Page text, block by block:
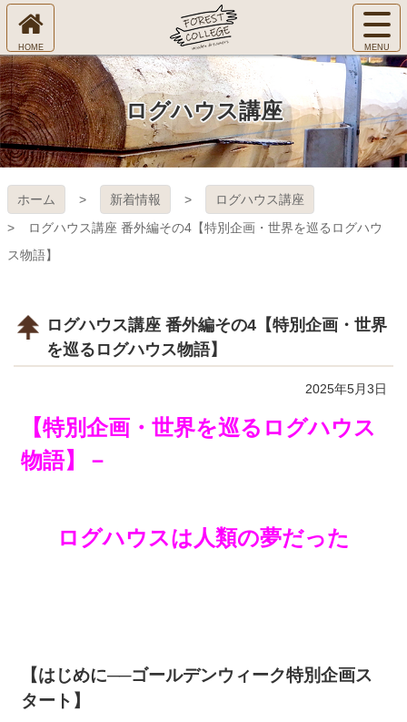
コ
テ
ン
ツ
本
文
へ
ス
プ
ログハウス講座
ホーム 新着情報
ログハウス講座
ログハウス講座 番外編その4【特別企画・世界を巡るログハウ
ス物語】
ログハウス講座 番外編その4【特別企画・世界
を巡るログハウス物語】
2025年5月3日
【特別企画・世界を巡るログハウス
物語】－
ログハウスは人類の夢だった
【はじめに──ゴールデンウィーク特別企画ス
タート】
㈱Ｆ
ＯＲ
ＥＳ
Ｔ Ｃ
ＯＬ
ＧＥ
ホ
ー
ム
へ
サ
イ
ト
ュ
ー
を
開